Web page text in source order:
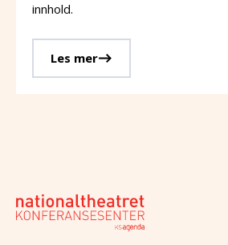
innhold.
Les mer